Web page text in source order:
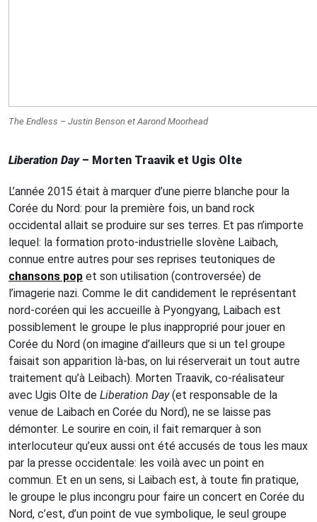
The Endless – Justin Benson et Aarond Moorhead
Liberation Day– Morten Traavik et Ugis Olte
L’année 2015 était à marquer d’une pierre blanche pour la
Corée du Nord: pour la première fois, un band rock
occidental allait se produire sur ses terres. Et pas n’importe
lequel: la formation proto-industrielle slovène Laibach,
connue entre autres pour ses reprises teutoniques de
chansons pop et son utilisation (controversée) de
l’imagerie nazi. Comme le dit candidement le représentant
nord-coréen qui les accueille à Pyongyang, Laibach est
possiblement le groupe le plus inapproprié pour jouer en
Corée du Nord (on imagine d’ailleurs que si un tel groupe
faisait son apparition là-bas, on lui réserverait un tout autre
traitement qu’à Leibach). Morten Traavik, co-réalisateur
avec Ugis Olte de Liberation Day(et responsable de la
venue de Laibach en Corée du Nord), ne se laisse pas
démonter. Le sourire en coin, il fait remarquer à son
interlocuteur qu’eux aussi ont été accusés de tous les maux
par la presse occidentale: les voilà avec un point en
commun. Et en un sens, si Laibach est, à toute fin pratique,
le groupe le plus incongru pour faire un concert en Corée du
Nord, c’est, d’un point de vue symbolique, le seul groupe